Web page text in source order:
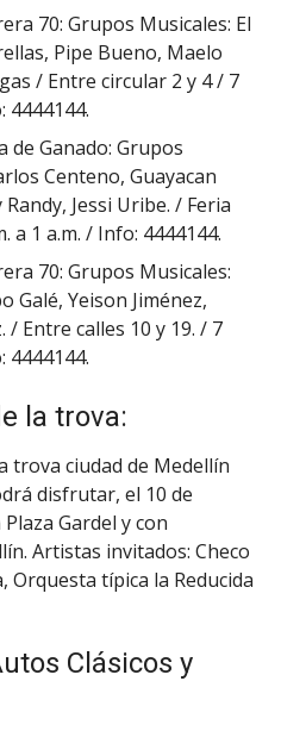
70: Grupos Musicales: El
Pipe Bueno, Maelo
/ Entre circular 2 y 4 / 7
4444144.
de Ganado: Grupos
Centeno, Guayacan
Jessi Uribe. / Feria
a 1 a.m. / Info: 4444144.
70: Grupos Musicales:
Galé, Yeison Jiménez,
/ Entre calles 10 y 19. / 7
4444144.
la trova:
trova ciudad de Medellín
disfrutar, el 10 de
Gardel y con
Artistas invitados: Checo
Orquesta típica la Reducida
Clásicos y